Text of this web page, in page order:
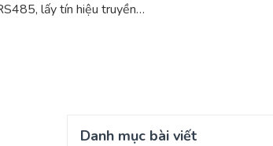
lấy tín hiệu truyền…
Danh mục bài viết